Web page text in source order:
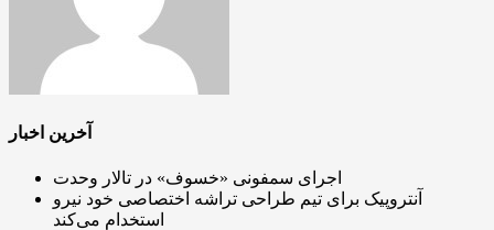
آخرین اخبار
اجرای سمفونی «خسوف» در تالار وحدت
آنتروپیک برای تیم طراحی تراشه اختصاصی خود نیرو
استخدام می‌کند